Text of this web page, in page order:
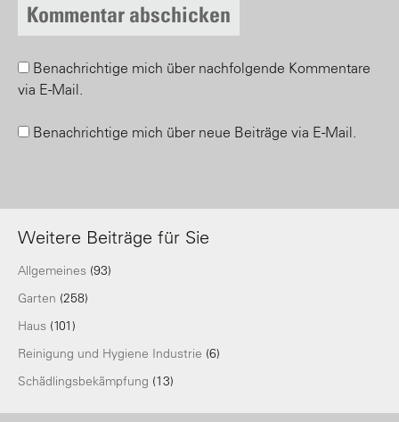
Benachrichtige mich über nachfolgende Kommentare
via E-Mail.
Benachrichtige mich über neue Beiträge via E-Mail.
Weitere Beiträge für Sie
Allgemeines (93)
Garten (258)
Haus (101)
Reinigung und Hygiene Industrie (6)
Schädlingsbekämpfung (13)